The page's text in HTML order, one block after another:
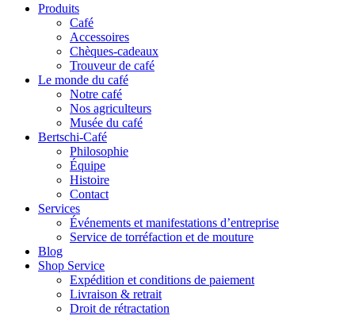
Produits
Café
Accessoires
Chèques-cadeaux
Trouveur de café
Le monde du café
Notre café
Nos agriculteurs
Musée du café
Bertschi-Café
Philosophie
Équipe
Histoire
Contact
Services
Événements et manifestations d’entreprise
Service de torréfaction et de mouture
Blog
Shop Service
Expédition et conditions de paiement
Livraison & retrait
Droit de rétractation